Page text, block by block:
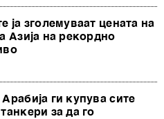
ја зголемуваат цената на
Азија на рекордно
ги купува сите
за да го